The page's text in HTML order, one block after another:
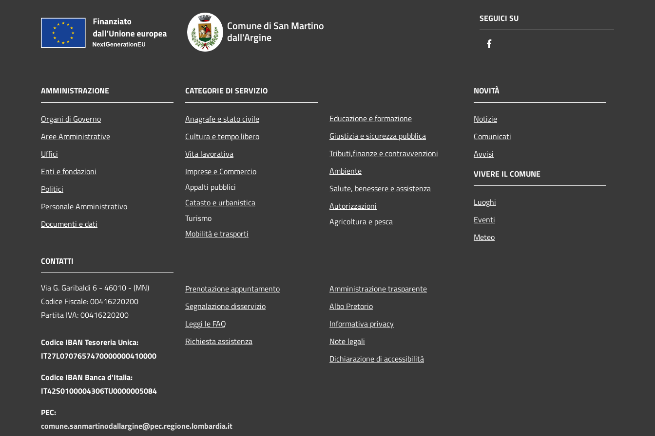
Comune di San Martino
dall'Argine
SEGUICI SU
AMMINISTRAZIONE
Organi di Governo
Aree Amministrative
Uffici
Enti e fondazioni
Politici
Personale Amministrativo
Documenti e dati
CATEGORIE DI SERVIZIO
Anagrafe e stato civile
Cultura e tempo libero
Vita lavorativa
Imprese e Commercio
Appalti pubblici
Catasto e urbanistica
Turismo
Mobilità e trasporti
Educazione e formazione
Giustizia e sicurezza pubblica
Tributi,finanze e contravvenzioni
Ambiente
Salute, benessere e assistenza
Autorizzazioni
Agricoltura e pesca
NOVITÀ
Notizie
Comunicati
Avvisi
VIVERE IL COMUNE
Luoghi
Eventi
Meteo
CONTATTI
Via G. Garibaldi 6 - 46010 - (MN)
Codice Fiscale: 00416220200
Partita IVA: 00416220200
Codice IBAN Tesoreria Unica:
IT27L0707657470000000410000
Codice IBAN Banca d'Italia:
IT42S0100004306TU0000005084
PEC:
comune.sanmartinodallargine@pec.regione.lombardia.it
Prenotazione appuntamento
Segnalazione disservizio
Leggi le FAQ
Richiesta assistenza
Amministrazione trasparente
Albo Pretorio
Informativa privacy
Note legali
Dichiarazione di accessibilità